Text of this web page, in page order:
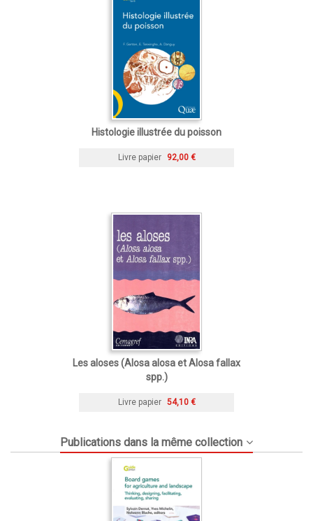
Histologie illustrée du poisson
Livre papier 92,00 €
Les aloses (Alosa alosa et Alosa fallax
spp.)
Livre papier 54,10 €
Publications dans la même collection